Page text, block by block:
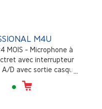
M4U
MOIS - Microphone à
avec interrupteur
D avec sortie casque,
USB, support de